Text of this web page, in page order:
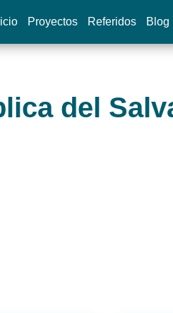
Proyectos Referidos Blog
del